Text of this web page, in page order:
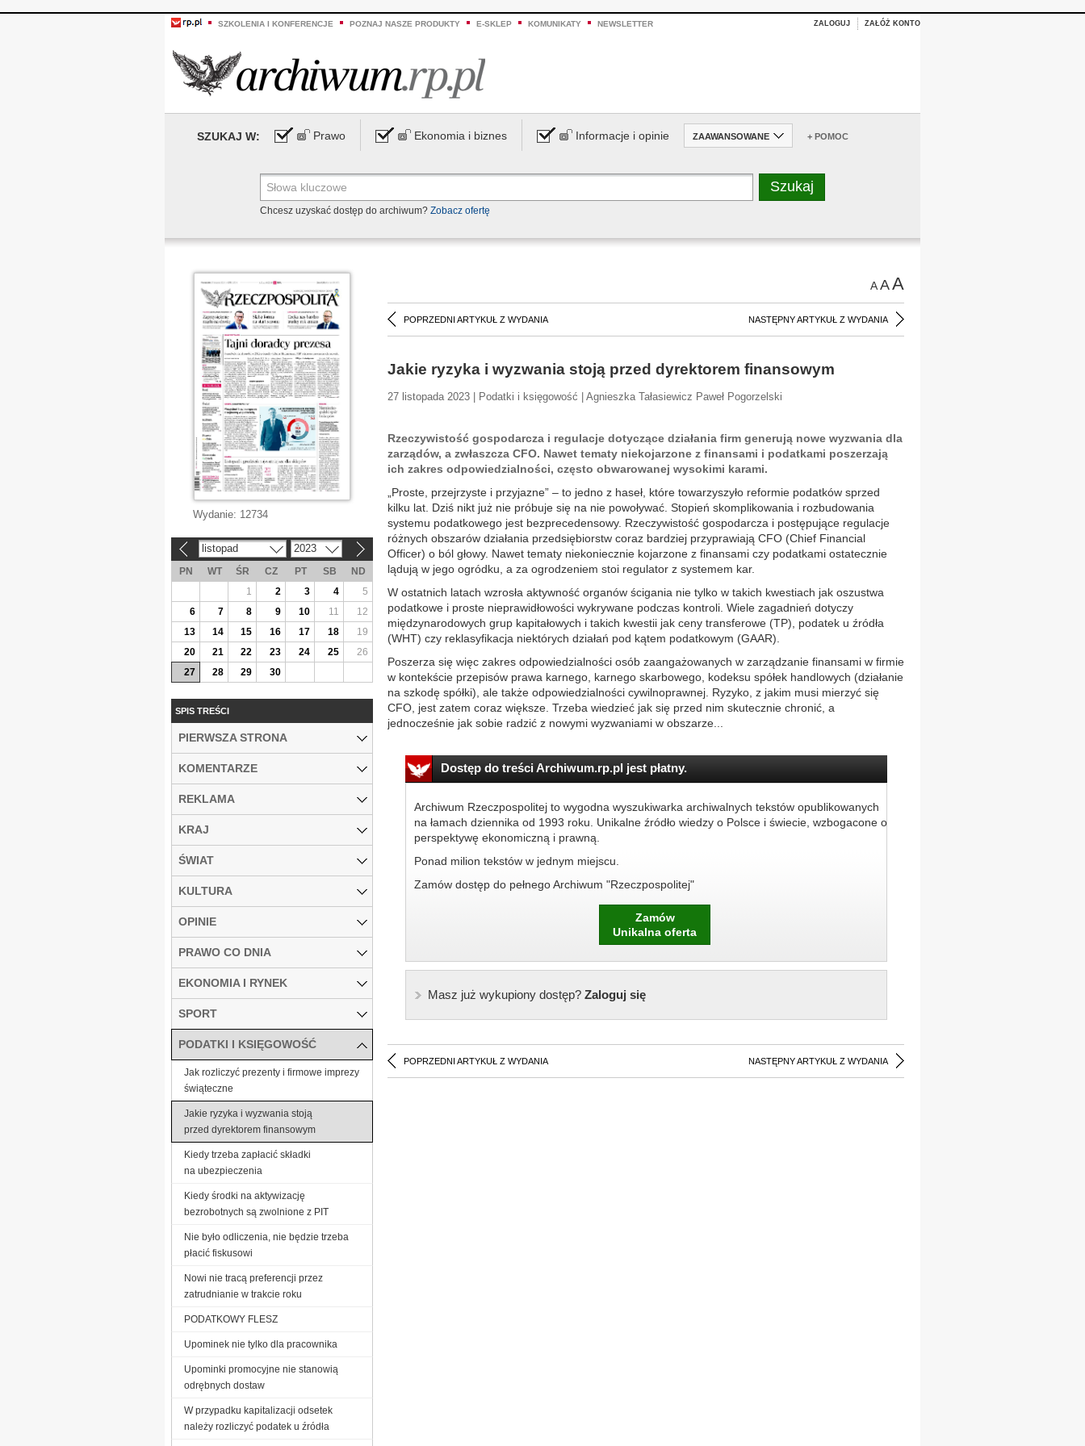
SZKOLENIA I KONFERENCJE POZNAJ NASZE PRODUKTY E-SKLEP KOMUNIKATY NEWSLETTER ZALOGUJ ZAŁÓŻ KONTO
SZUKAJ W: Prawo Ekonomia i biznes Informacje i opinie ZAAWANSOWANE + POMOC
Chcesz uzyskać dostęp do archiwum? Zobacz ofertę
AAA
POPRZEDNI ARTYKUŁ Z WYDANIA NASTĘPNY ARTYKUŁ Z WYDANIA
Jakie ryzyka i wyzwania stoją przed dyrektorem finansowym
27 listopada 2023 | Podatki i księgowość | Agnieszka Tałasiewicz Paweł Pogorzelski
Rzeczywistość gospodarcza i regulacje dotyczące działania firm generują nowe wyzwania dla
zarządów, a zwłaszcza CFO. Nawet tematy niekojarzone z finansami i podatkami poszerzają
ich zakres odpowiedzialności, często obwarowanej wysokimi karami.
„Proste, przejrzyste i przyjazne” – to jedno z haseł, które towarzyszyło reformie podatków sprzed
kilku lat. Dziś nikt już nie próbuje się na nie powoływać. Stopień skomplikowania i rozbudowania
systemu podatkowego jest bezprecedensowy. Rzeczywistość gospodarcza i postępujące regulacje
różnych obszarów działania przedsiębiorstw coraz bardziej przyprawiają CFO (Chief Financial
Officer) o ból głowy. Nawet tematy niekoniecznie kojarzone z finansami czy podatkami ostatecznie
lądują w jego ogródku, a za ogrodzeniem stoi regulator z systemem kar.
W ostatnich latach wzrosła aktywność organów ścigania nie tylko w takich kwestiach jak oszustwa
podatkowe i proste nieprawidłowości wykrywane podczas kontroli. Wiele zagadnień dotyczy
międzynarodowych grup kapitałowych i takich kwestii jak ceny transferowe (TP), podatek u źródła
(WHT) czy reklasyfikacja niektórych działań pod kątem podatkowym (GAAR).
Poszerza się więc zakres odpowiedzialności osób zaangażowanych w zarządzanie finansami w firmie
w kontekście przepisów prawa karnego, karnego skarbowego, kodeksu spółek handlowych (działanie
na szkodę spółki), ale także odpowiedzialności cywilnoprawnej. Ryzyko, z jakim musi mierzyć się
CFO, jest zatem coraz większe. Trzeba wiedzieć jak się przed nim skutecznie chronić, a
jednocześnie jak sobie radzić z nowymi wyzwaniami w obszarze...
Dostęp do treści Archiwum.rp.pl jest płatny.
Archiwum Rzeczpospolitej to wygodna wyszukiwarka archiwalnych tekstów opublikowanych
na łamach dziennika od 1993 roku. Unikalne źródło wiedzy o Polsce i świecie, wzbogacone o
perspektywę ekonomiczną i prawną.
Ponad milion tekstów w jednym miejscu.
Zamów dostęp do pełnego Archiwum "Rzeczpospolitej"
Zamów
Unikalna oferta
Masz już wykupiony dostęp?Zaloguj się
POPRZEDNI ARTYKUŁ Z WYDANIA NASTĘPNY ARTYKUŁ Z WYDANIA
Wydanie: 12734
listopad 2023
PN WT ŚR CZ PT SB
ND
1
2 3 4
5
6
7 8 9 10 11
12
13
14 15 16 17 18
19
20
21 22 23 24 25
26
27
28 29 30
SPIS TREŚCI
PIERWSZA STRONA
KOMENTARZE
REKLAMA
KRAJ
ŚWIAT
KULTURA
OPINIE
PRAWO CO DNIA
EKONOMIA I RYNEK
SPORT
PODATKI I KSIĘGOWOŚĆ
Jak rozliczyć prezenty i firmowe imprezy
świąteczne
Jakie ryzyka i wyzwania stoją
przed dyrektorem finansowym
Kiedy trzeba zapłacić składki
na ubezpieczenia
Kiedy środki na aktywizację
bezrobotnych są zwolnione z PIT
Nie było odliczenia, nie będzie trzeba
płacić fiskusowi
Nowi nie tracą preferencji przez
zatrudnianie w trakcie roku
PODATKOWY FLESZ
Upominek nie tylko dla pracownika
Upominki promocyjne nie stanowią
odrębnych dostaw
W przypadku kapitalizacji odsetek
należy rozliczyć podatek u źródła